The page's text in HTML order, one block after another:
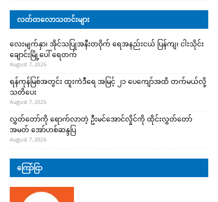
လတ်တလောသတင်းများ
လေးမျက်နှာ၊ အိုင်သပြုအနီးတဝိုက် ရေအနည်းငယ် ပြန်ကျ၊ ငါးသိုင်း
ချောင်းမြို့ပေါ် ရေတက်
August 7, 2026
ရန်ကုန်မြစ်အတွင်း ထူးကဲဒီရေ အ​မြင့် ၂၁ ပေကျော်အထိ တက်မယ်လို့
သတိပေး
August 7, 2026
လွှတ်တော်ကို ရောက်လာတဲ့ ဦးမင်အောင်လှိုင်ကို ထိုင်းလွှတ်တော်
အမတ် အော်ဟစ်ဆန္ဒပြ
August 7, 2026
ကြော်ငြာ